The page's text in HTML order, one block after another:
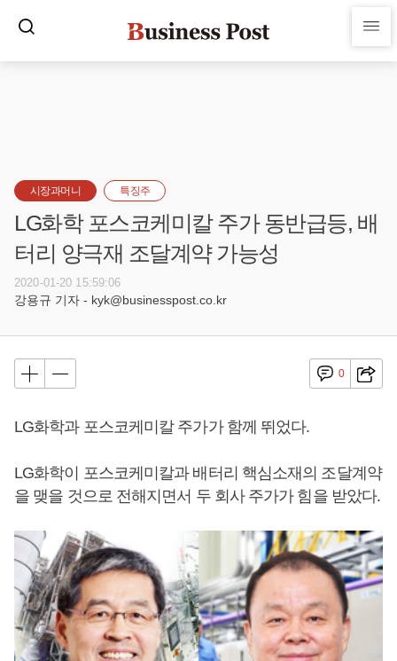
시장과머니 특징주
LG화학 포스코케미칼 주가 동반급등, 배
터리 양극재 조달계약 가능성
2020-01-20 15:59:06
강용규 기자 - kyk@businesspost.co.kr
0
LG화학과 포스코케미칼 주가가 함께 뛰었다.
LG화학이 포스코케미칼과 배터리 핵심소재의 조달계약
을 맺을 것으로 전해지면서 두 회사 주가가 힘을 받았다.